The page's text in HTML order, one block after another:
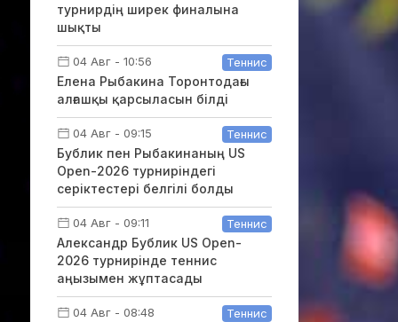
турнирдің ширек финалына
шықты
04 Авг - 10:56 Теннис
Елена Рыбакина Торонтодағы
алғашқы қарсыласын білді
04 Авг - 09:15 Теннис
Бублик пен Рыбакинаның US
Open-2026 турниріндегі
серіктестері белгілі болды
04 Авг - 09:11 Теннис
Александр Бублик US Open-
2026 турнирінде теннис
аңызымен жұптасады
04 Авг - 08:48 Теннис